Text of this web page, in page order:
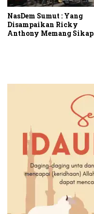
NasDem Sumut : Yang
Disampaikan Ricky
Anthony Memang Sikap